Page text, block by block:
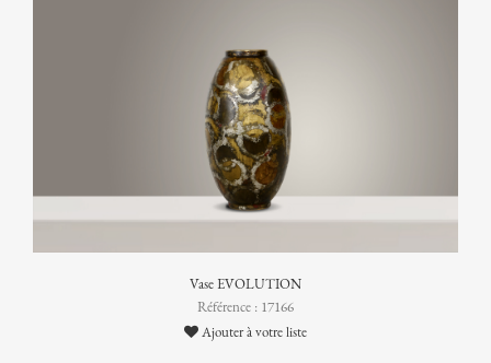
Vase EVOLUTION
Référence : 17166
Ajouter à votre liste